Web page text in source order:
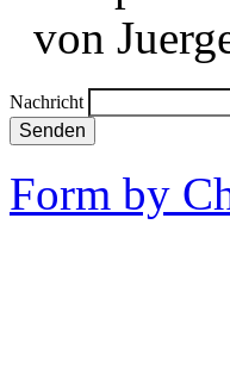
von
Nachricht
Senden
Form by